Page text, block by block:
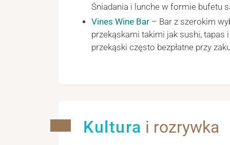
Śniadania i lunche w formie bufetu
Vines Wine Bar – Bar z szerokim
przekąskami takimi jak sushi, tapas i
przekąski często bezpłatne przy
Kultura i rozrywka